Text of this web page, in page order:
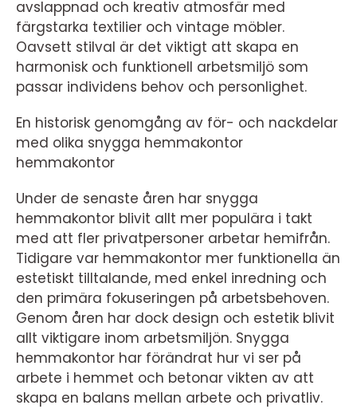
avslappnad och kreativ atmosfär med
färgstarka textilier och vintage möbler.
Oavsett stilval är det viktigt att skapa en
harmonisk och funktionell arbetsmiljö som
passar individens behov och personlighet.
En historisk genomgång av för- och nackdelar
med olika snygga hemmakontor
hemmakontor
Under de senaste åren har snygga
hemmakontor blivit allt mer populära i takt
med att fler privatpersoner arbetar hemifrån.
Tidigare var hemmakontor mer funktionella än
estetiskt tilltalande, med enkel inredning och
den primära fokuseringen på arbetsbehoven.
Genom åren har dock design och estetik blivit
allt viktigare inom arbetsmiljön. Snygga
hemmakontor har förändrat hur vi ser på
arbete i hemmet och betonar vikten av att
skapa en balans mellan arbete och privatliv.